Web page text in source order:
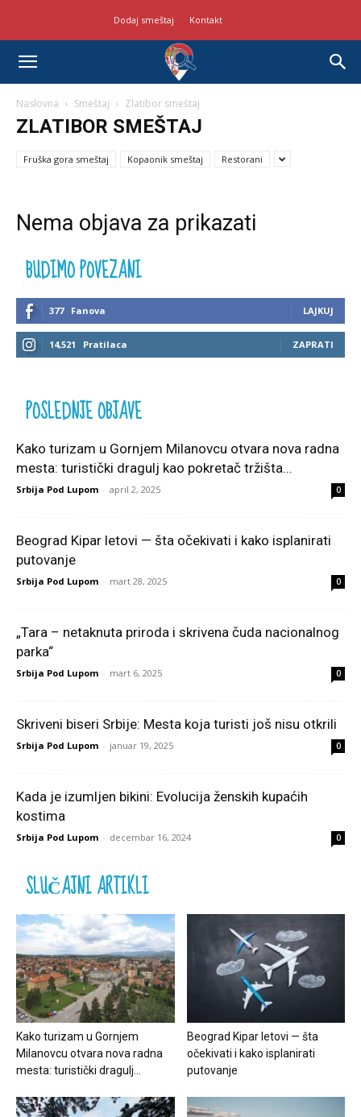
Dodaj smeštaj Kontakt
Naslovna Smeštaj Zlatibor smeštaj
ZLATIBOR SMEŠTAJ
Fruška gora smeštaj Kopaonik smeštaj Restorani
Nema objava za prikazati
BUDIMO POVEZANI
377 Fanova LAJKUJ
14,521 Pratilaca ZAPRATI
POSLEDNJE OBJAVE
Kako turizam u Gornjem Milanovcu otvara nova radna
mesta: turistički dragulj kao pokretač tržišta...
Srbija Pod Lupom - april 2, 2025 0
Beograd Kipar letovi — šta očekivati i kako isplanirati
putovanje
Srbija Pod Lupom - mart 28, 2025 0
„Tara – netaknuta priroda i skrivena čuda nacionalnog
parka“
Srbija Pod Lupom - mart 6, 2025 0
Skriveni biseri Srbije: Mesta koja turisti još nisu otkrili
Srbija Pod Lupom - januar 19, 2025 0
Kada je izumljen bikini: Evolucija ženskih kupaćih
kostima
Srbija Pod Lupom - decembar 16, 2024 0
SLUČAJNI ARTIKLI
Kako turizam u Gornjem
Milanovcu otvara nova radna
mesta: turistički dragulj...
Beograd Kipar letovi — šta
očekivati i kako isplanirati
putovanje